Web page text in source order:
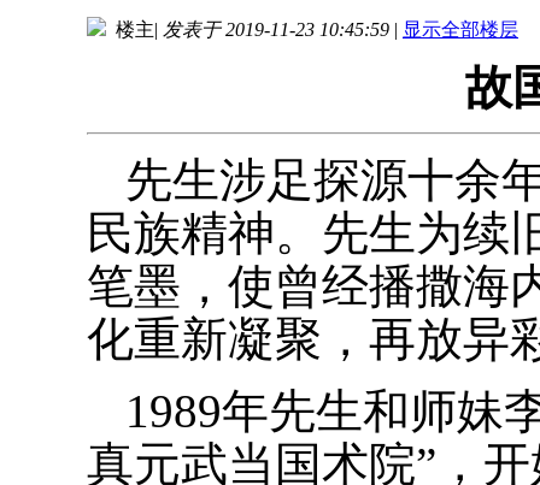
楼主| 发表于 2019-11-23 10:45:59 | 显示全部楼层
故
先生涉足探源十余
民族精神。先生为续
笔墨，使曾经播撒海
化重新凝聚，再放异
1989年先生和师妹
真元武当国术院”，